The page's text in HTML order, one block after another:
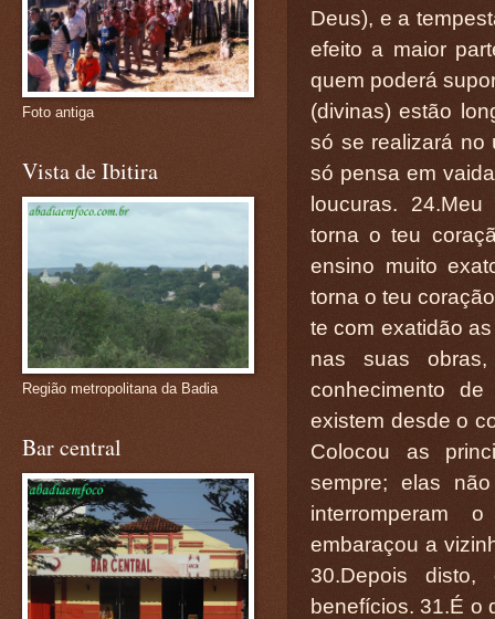
Deus), e a
efeito a maior
quem poderá
(divinas) estão
só se realizará no
só pensa em
loucuras.
torna o teu
ensino muito
torna o teu
te com exatidão
nas suas
conhecimento
existem desde o
Colocou as
sempre; elas
interromperam
embaraçou a
30.Depois
benefícios. 31.É o
Foto antiga
Vista de Ibitira
Região metropolitana da Badia
Bar central